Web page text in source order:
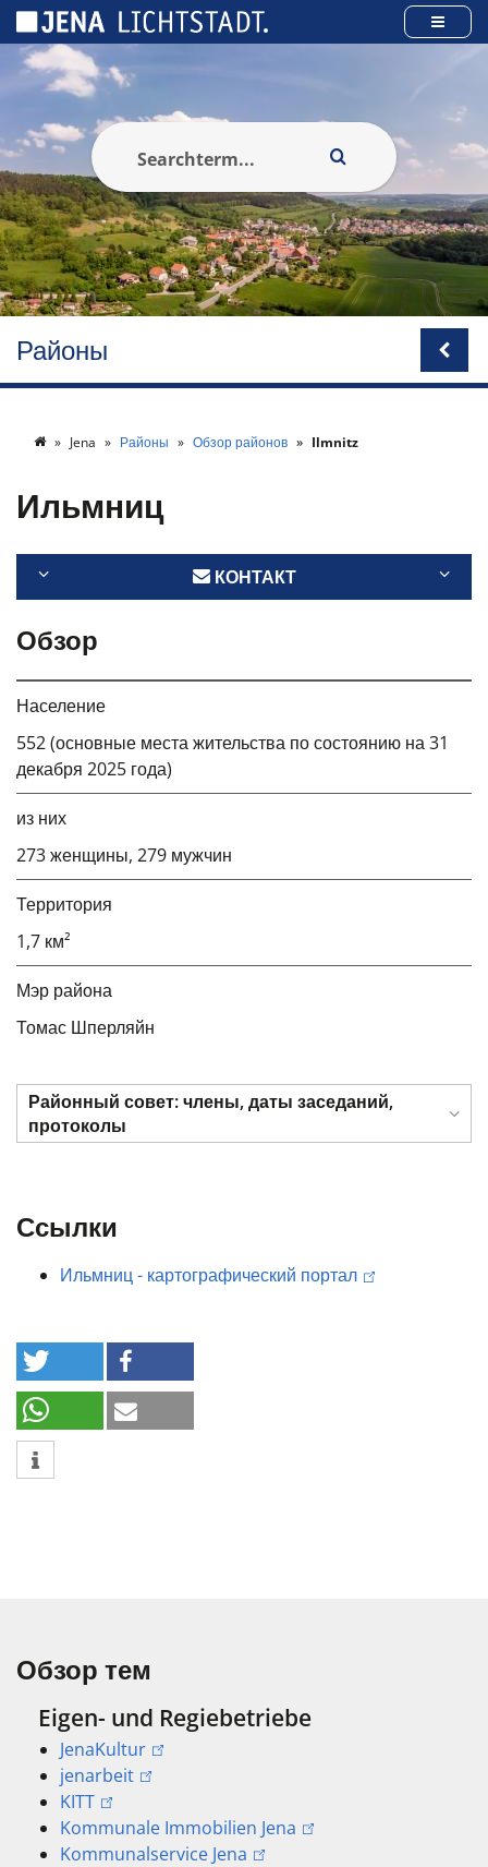
Районы
Jena Районы Обзор районов Ilmnitz
Ильмниц
КОНТАКТ
Обзор
Население
552 (основные места жительства по состоянию на 31
декабря 2025 года)
из них
273 женщины, 279 мужчин
Территория
1,7 км²
Мэр района
Томас Шперляйн
Районный совет: члены, даты заседаний,
протоколы
Ссылки
Ильмниц - картографический портал
Обзор тем
Eigen- und Regiebetriebe
JenaKultur
jenarbeit
KITT
Kommunale Immobilien Jena
Kommunalservice Jena
Панель управления cookies